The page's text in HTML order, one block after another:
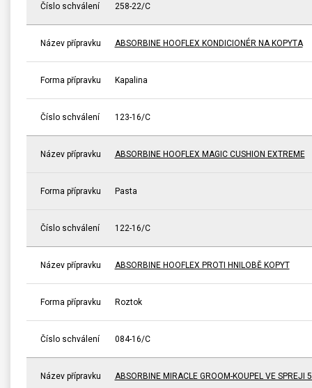
Číslo schválení 258-22/C
Název přípravku ABSORBINE HOOFLEX KONDICIONÉR NA KOPYTA
Forma přípravku Kapalina
Číslo schválení 123-16/C
Název přípravku ABSORBINE HOOFLEX MAGIC CUSHION EXTREME
Forma přípravku Pasta
Číslo schválení 122-16/C
Název přípravku ABSORBINE HOOFLEX PROTI HNILOBĚ KOPYT
Forma přípravku Roztok
Číslo schválení 084-16/C
Název přípravku ABSORBINE MIRACLE GROOM-KOUPEL VE SPREJI